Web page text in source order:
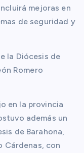
mejoras en
de seguridad y
la Diócesis de
Romero
en la provincia
además un
de Barahona,
Cárdenas, con